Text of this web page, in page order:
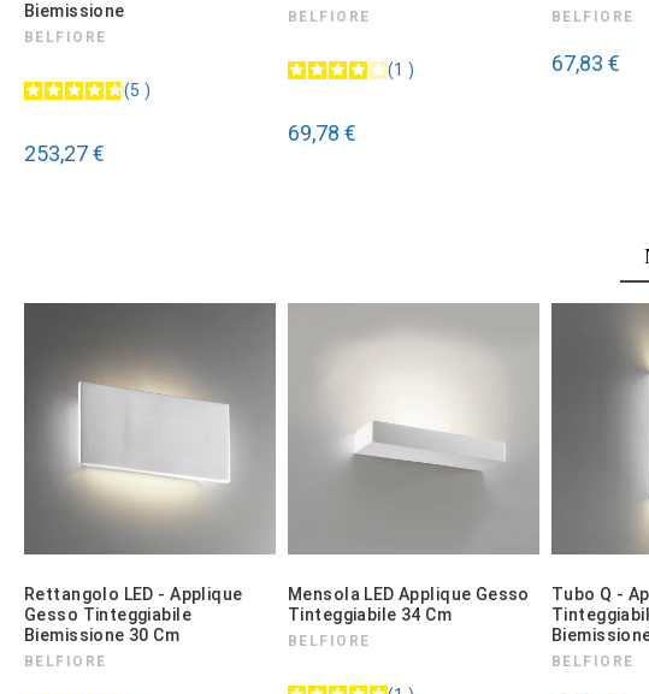
Belle!
Biemissione
BELFIORE
5
253,27 €
BELFIORE
1
69,78 €
BELFIORE
67,83 €
Rettangolo LED - Applique
Gesso Tinteggiabile
Biemissione 30 Cm
BELFIORE
Mensola LED Applique Gesso
Tinteggiabile 34 Cm
BELFIORE
Tubo Q -
BELFIORE